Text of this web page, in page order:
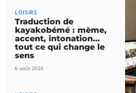
LOISIRS
Traduction de
kayakobémé : mème,
accent, intonation…
tout ce qui change le
sens
6 août 2026